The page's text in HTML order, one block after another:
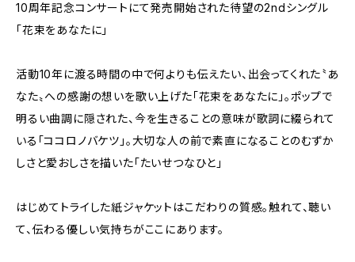
10周年記念コンサートにて発売開始された待望の2ndシングル
「花束をあなたに」
活動10年に渡る時間の中で何よりも伝えたい、出会ってくれた〝あ
なた〟への感謝の想いを歌い上げた「花束をあなたに」。ポップで
明るい曲調に隠された、今を生きることの意味が歌詞に綴られて
いる「ココロノバケツ」。大切な人の前で素直になることのむずか
しさと愛おしさを描いた「たいせつなひと」
はじめてトライした紙ジャケットはこだわりの質感。触れて、聴い
て、伝わる優しい気持ちがここにあります。